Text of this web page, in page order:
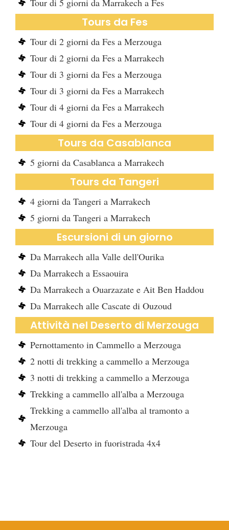
Tour di 5 giorni da Marrakech a Fes
Tours da Fes
Tour di 2 giorni da Fes a Merzouga
Tour di 2 giorni da Fes a Marrakech
Tour di 3 giorni da Fes a Merzouga
Tour di 3 giorni da Fes a Marrakech
Tour di 4 giorni da Fes a Marrakech
Tour di 4 giorni da Fes a Merzouga
Tours da Casablanca
5 giorni da Casablanca a Marrakech
Tours da Tangeri
4 giorni da Tangeri a Marrakech
5 giorni da Tangeri a Marrakech
Escursioni di un giorno
Da Marrakech alla Valle dell'Ourika
Da Marrakech a Essaouira
Da Marrakech a Ouarzazate e Ait Ben Haddou
Da Marrakech alle Cascate di Ouzoud
Attività nel Deserto di Merzouga
Pernottamento in Cammello a Merzouga
2 notti di trekking a cammello a Merzouga
3 notti di trekking a cammello a Merzouga
Trekking a cammello all'alba a Merzouga
Trekking a cammello all'alba al tramonto a
Merzouga
Tour del Deserto in fuoristrada 4x4